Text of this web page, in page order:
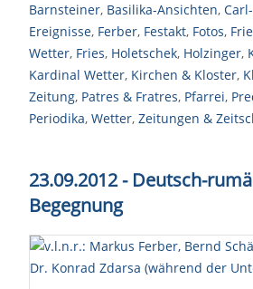
Barnsteiner, Basilika-Ansichten,
Ereignisse, Ferber, Festakt, Fotos,
Wetter, Fries, Holetschek, Holzinger,
Kardinal Wetter, Kirchen & Kloster,
Zeitung, Patres & Fratres, Pfarrei,
Periodika, Wetter, Zeitungen &
23.09.2012 - Deutsch-
Begegnung